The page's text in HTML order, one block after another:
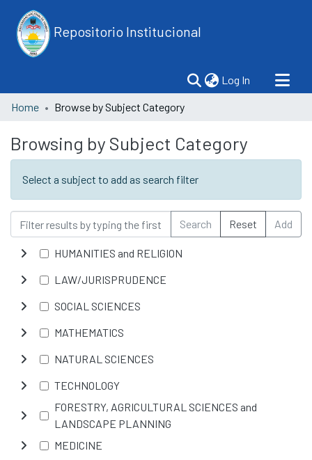
Repositorio Institucional
Log In (current)
Home Browse by Subject Category
Browsing by Subject Category
Select a subject to add as search filter
Search Reset Add
HUMANITIES and RELIGION
LAW/JURISPRUDENCE
SOCIAL SCIENCES
MATHEMATICS
NATURAL SCIENCES
TECHNOLOGY
FORESTRY, AGRICULTURAL SCIENCES and
LANDSCAPE PLANNING
MEDICINE